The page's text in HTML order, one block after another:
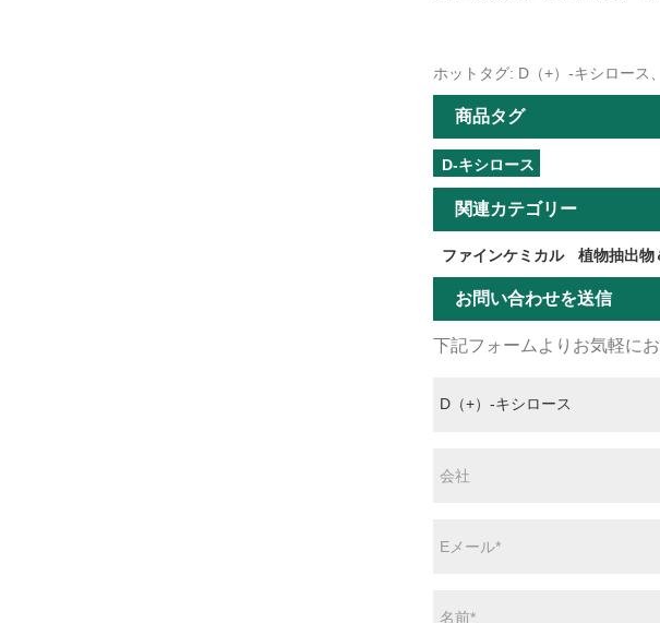
ホットタグ: D（+）-キシロース
商品タグ
D-キシロース
関連カテゴリー
ファインケミカル 植物抽出物
お問い合わせを送信
下記フォームよりお気軽に